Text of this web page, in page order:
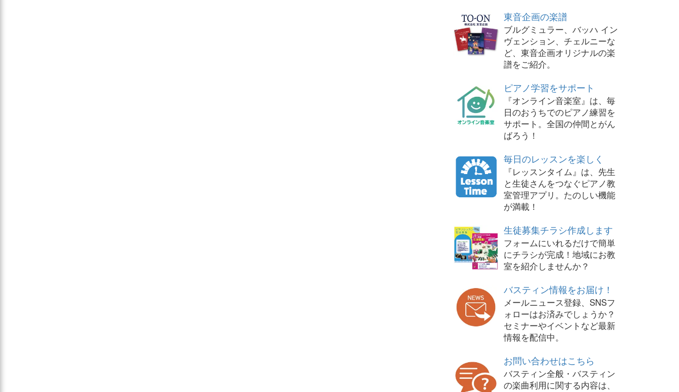
東音企画の楽譜
ブルグミュラー、バッハ イン
ヴェンション、チェルニーな
ど、東音企画オリジナルの楽
譜をご紹介。
ピアノ学習をサポート
『オンライン音楽室』は、毎
日のおうちでのピアノ練習を
サポート。全国の仲間とがん
ばろう！
毎日のレッスンを楽しく
『レッスンタイム』は、先生
と生徒さんをつなぐピアノ教
室管理アプリ。たのしい機能
が満載！
生徒募集チラシ作成します
フォームにいれるだけで簡単
にチラシが完成！地域にお教
室を紹介しませんか？
バスティン情報をお届け！
メールニュース登録、SNSフ
ォローはお済みでしょうか？
セミナーやイベントなど最新
情報を配信中。
お問い合わせはこちら
バスティン全般・バスティン
の楽曲利用に関する内容は、